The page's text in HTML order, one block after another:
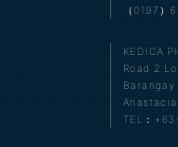
（0197）
KEDICA
Road 2
Barangay
TEL：